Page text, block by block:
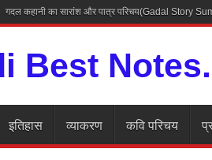
गदल कहानी का सारांश और पात्र परिचय(Gadal Story
Best
इतिहास व्याकरण कवि परिचय